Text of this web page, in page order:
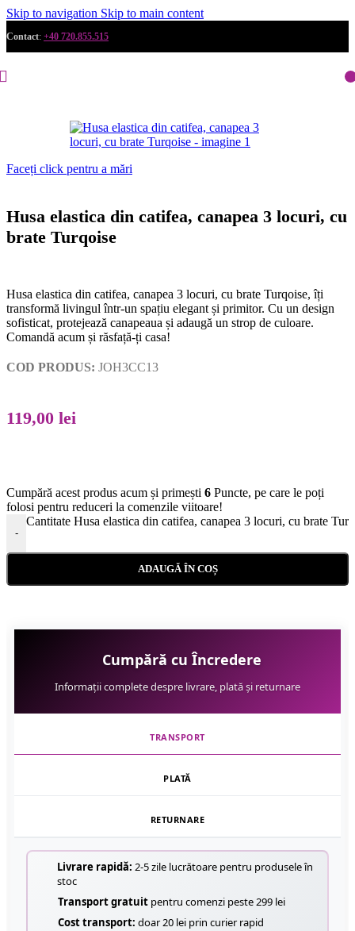
Skip to navigation Skip to main content
Contact: +40 720.855.515
Faceți click pentru a mări
Husa elastica din catifea, canapea 3 locuri, cu
brate Turqoise
Husa elastica din catifea, canapea 3 locuri, cu brate Turqoise, îți
transformă livingul într-un spațiu elegant și primitor. Cu un design
sofisticat, protejează canapeaua și adaugă un strop de culoare.
Comandă acum și răsfață-ți casa!
COD PRODUS: JOH3CC13
119,00 lei
Cumpără acest produs acum și primești 6 Puncte, pe care le poți
folosi pentru reduceri la comenzile viitoare!
-
Cantitate Husa elastica din catifea, canapea 3 locuri, cu brate
ADAUGĂ ÎN COȘ
Cumpără cu Încredere
Informații complete despre livrare, plată și returnare
TRANSPORT
PLATĂ
RETURNARE
Livrare rapidă: 2-5 zile lucrătoare pentru produsele în
stoc
Transport gratuit pentru comenzi peste 299 lei
Cost transport: doar 20 lei prin curier rapid